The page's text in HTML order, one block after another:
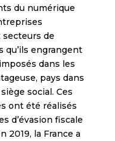
du numérique
secteurs de
qu’ils engrangent
dans les
pays dans
social. Ces
ont été réalisés
d’évasion fiscale
2019, la France a